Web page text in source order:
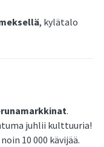
, kylätalo
.
juhlii kulttuuria!
10 000 kävijää.